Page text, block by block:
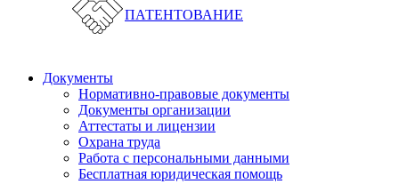
ПАТЕНТОВАНИЕ
Документы
Нормативно-правовые документы
Документы организации
Аттестаты и лицензии
Охрана труда
Работа с персональными данными
Бесплатная юридическая помощь